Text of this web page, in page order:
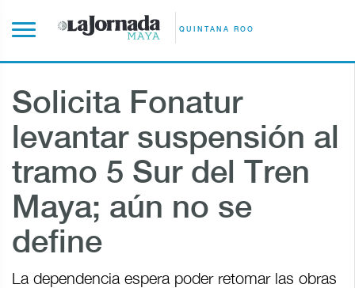
QUINTANA ROO
Solicita Fonatur
levantar suspensión al
tramo 5 Sur del Tren
Maya; aún no se
define
La dependencia espera poder retomar las obras